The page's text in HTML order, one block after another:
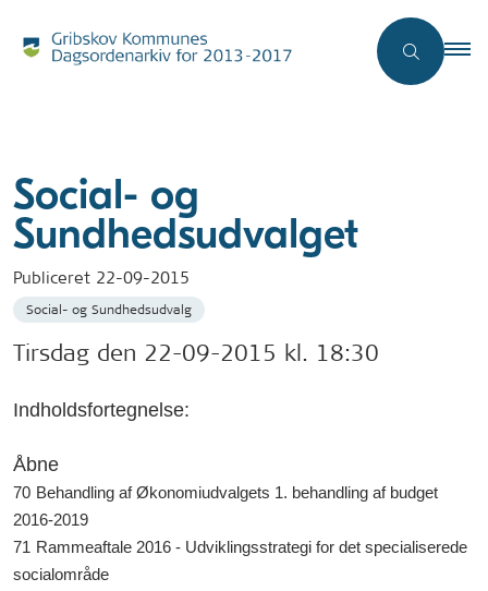
Social- og
Sundhedsudvalget
Publiceret 22-09-2015
Social- og Sundhedsudvalg
Tirsdag den 22-09-2015 kl. 18:30
Indholdsfortegnelse:
Åbne
70 Behandling af Økonomiudvalgets 1. behandling af budget
2016-2019
71 Rammeaftale 2016 - Udviklingsstrategi for det specialiserede
socialområde